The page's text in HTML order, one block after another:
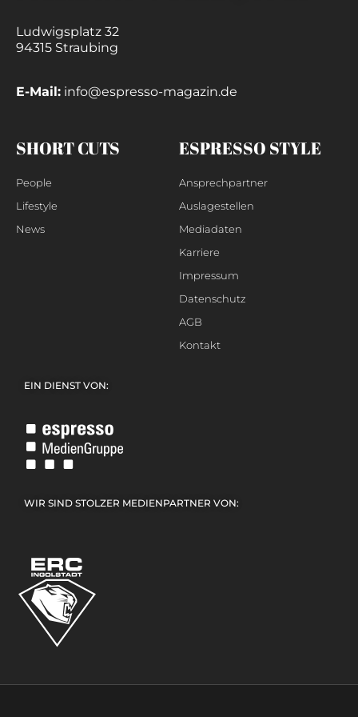
Ludwigsplatz 32
94315 Straubing
E-Mail: info@espresso-magazin.de
SHORT CUTS
People
Lifestyle
News
ESPRESSO STYLE
Ansprechpartner
Auslagestellen
Mediadaten
Karriere
Impressum
Datenschutz
AGB
Kontakt
EIN DIENST VON:
WIR SIND STOLZER MEDIENPARTNER VON: